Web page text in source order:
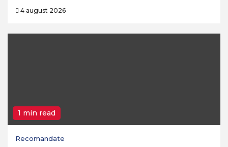
4 august 2026
1 min read
Recomandate